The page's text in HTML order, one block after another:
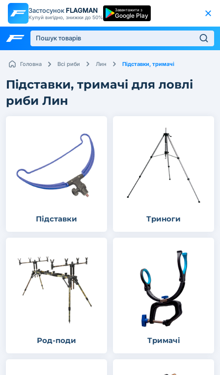
Застосунок FLAGMAN
Купуй вигідно, знижки до 50%
Завантажити з
Google Play
Головна Всі риби Лин Підставки, тримачі
Підставки, тримачі для ловлі
риби Лин
Підставки Триноги
Род-поди Тримачі